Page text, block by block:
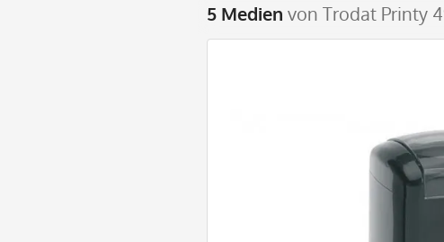
5 Medien von Trodat Printy